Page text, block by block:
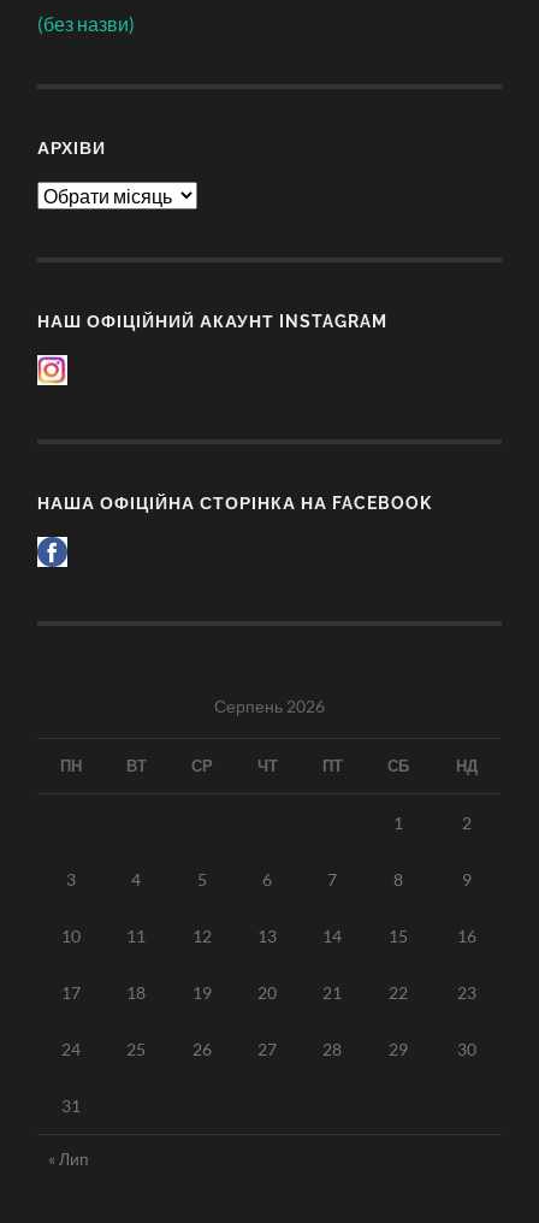
(без назви)
АРХІВИ
Архіви
НАШ ОФІЦІЙНИЙ АКАУНТ INSTAGRAM
НАША ОФІЦІЙНА СТОРІНКА НА FACEBOOK
Серпень 2026
ПН ВТ СР ЧТ ПТ СБ НД
1 2
3 4 5 6 7 8 9
10 11 12 13 14 15 16
17 18 19 20 21 22 23
24 25 26 27 28 29 30
31
« Лип